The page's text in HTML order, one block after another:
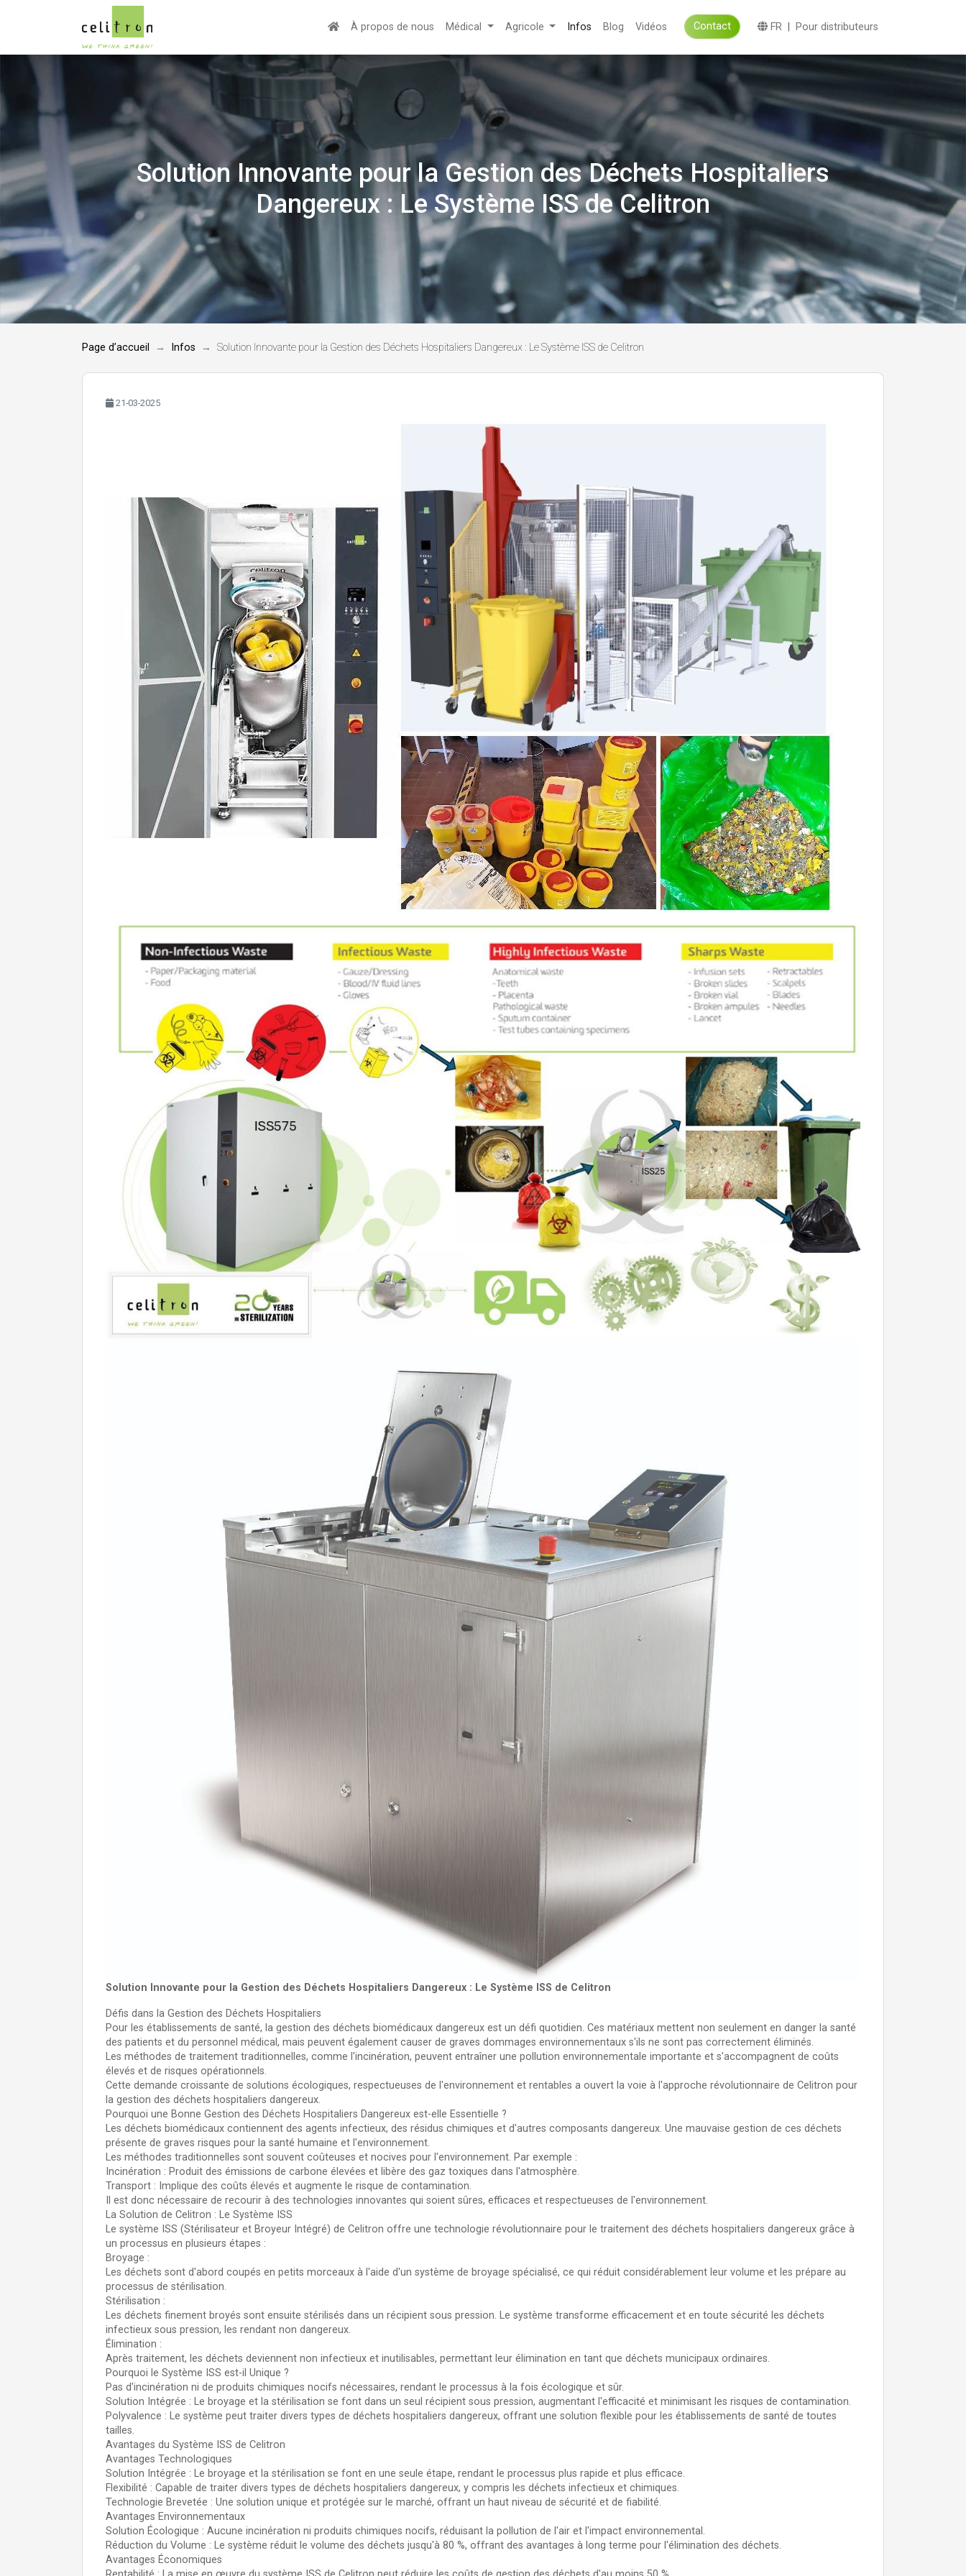
À propos de nous Médical Agricole Infos Blog Vidéos Contact FR Pour distributeurs
Solution Innovante pour la Gestion des Déchets Hospitaliers
Dangereux : Le Système ISS de Celitron
Page d’accueil Infos Solution Innovante pour la Gestion des Déchets Hospitaliers Dangereux : Le Système ISS de Celitron
21-03-2025
Solution Innovante pour la Gestion des Déchets Hospitaliers Dangereux : Le Système ISS de Celitron
Défis dans la Gestion des Déchets Hospitaliers
Pour les établissements de santé, la gestion des déchets biomédicaux dangereux est un défi quotidien. Ces matériaux mettent non seulement en danger la santé
des patients et du personnel médical, mais peuvent également causer de graves dommages environnementaux s'ils ne sont pas correctement éliminés.
Les méthodes de traitement traditionnelles, comme l'incinération, peuvent entraîner une pollution environnementale importante et s'accompagnent de coûts
élevés et de risques opérationnels.
Cette demande croissante de solutions écologiques, respectueuses de l'environnement et rentables a ouvert la voie à l'approche révolutionnaire de Celitron pour
la gestion des déchets hospitaliers dangereux.
Pourquoi une Bonne Gestion des Déchets Hospitaliers Dangereux est-elle Essentielle ?
Les déchets biomédicaux contiennent des agents infectieux, des résidus chimiques et d'autres composants dangereux. Une mauvaise gestion de ces déchets
présente de graves risques pour la santé humaine et l'environnement.
Les méthodes traditionnelles sont souvent coûteuses et nocives pour l'environnement. Par exemple :
Incinération : Produit des émissions de carbone élevées et libère des gaz toxiques dans l'atmosphère.
Transport : Implique des coûts élevés et augmente le risque de contamination.
Il est donc nécessaire de recourir à des technologies innovantes qui soient sûres, efficaces et respectueuses de l'environnement.
La Solution de Celitron : Le Système ISS
Le système ISS (Stérilisateur et Broyeur Intégré) de Celitron offre une technologie révolutionnaire pour le traitement des déchets hospitaliers dangereux grâce à
un processus en plusieurs étapes :
Broyage :
Les déchets sont d'abord coupés en petits morceaux à l'aide d'un système de broyage spécialisé, ce qui réduit considérablement leur volume et les prépare au
processus de stérilisation.
Stérilisation :
Les déchets finement broyés sont ensuite stérilisés dans un récipient sous pression. Le système transforme efficacement et en toute sécurité les déchets
infectieux sous pression, les rendant non dangereux.
Élimination :
Après traitement, les déchets deviennent non infectieux et inutilisables, permettant leur élimination en tant que déchets municipaux ordinaires.
Pourquoi le Système ISS est-il Unique ?
Pas d'incinération ni de produits chimiques nocifs nécessaires, rendant le processus à la fois écologique et sûr.
Solution Intégrée : Le broyage et la stérilisation se font dans un seul récipient sous pression, augmentant l'efficacité et minimisant les risques de contamination.
Polyvalence : Le système peut traiter divers types de déchets hospitaliers dangereux, offrant une solution flexible pour les établissements de santé de toutes
tailles.
Avantages du Système ISS de Celitron
Avantages Technologiques
Solution Intégrée : Le broyage et la stérilisation se font en une seule étape, rendant le processus plus rapide et plus efficace.
Flexibilité : Capable de traiter divers types de déchets hospitaliers dangereux, y compris les déchets infectieux et chimiques.
Technologie Brevetée : Une solution unique et protégée sur le marché, offrant un haut niveau de sécurité et de fiabilité.
Avantages Environnementaux
Solution Écologique : Aucune incinération ni produits chimiques nocifs, réduisant la pollution de l'air et l'impact environnemental.
Réduction du Volume : Le système réduit le volume des déchets jusqu'à 80 %, offrant des avantages à long terme pour l'élimination des déchets.
Avantages Économiques